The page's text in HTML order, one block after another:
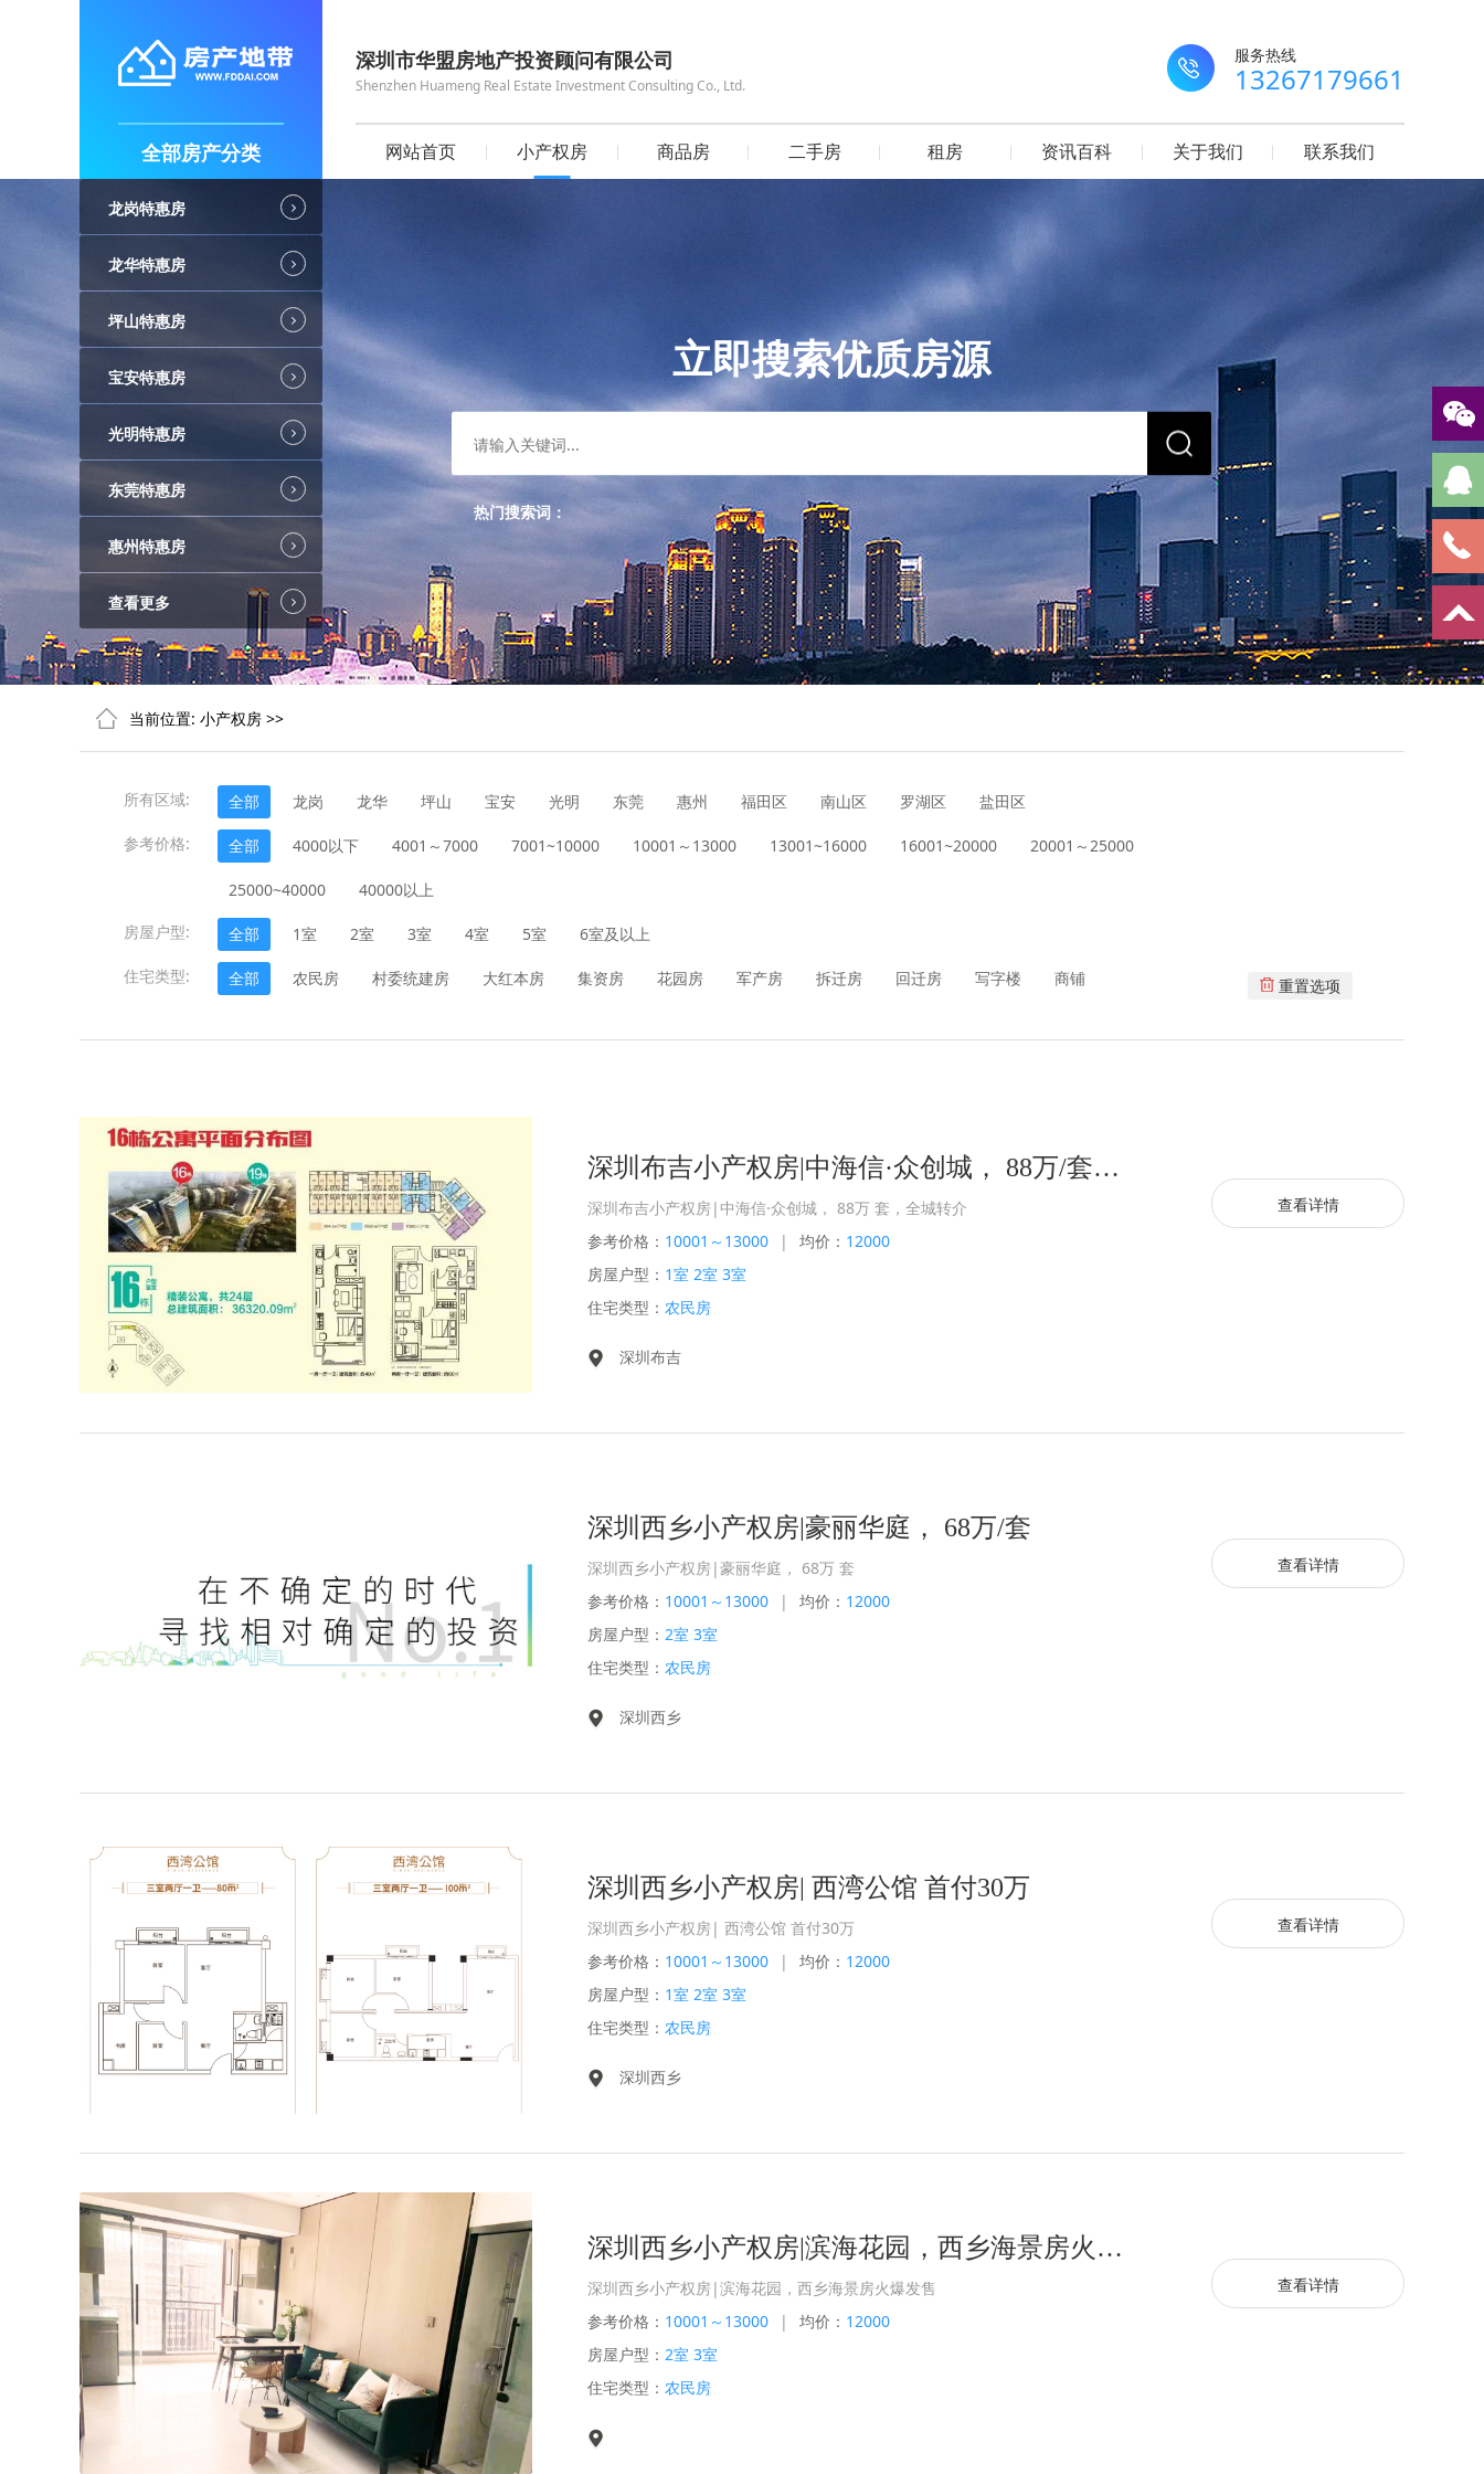
全部房产分类
龙岗特惠房
龙华特惠房
坪山特惠房
宝安特惠房
光明特惠房
东莞特惠房
惠州特惠房
查看更多
深圳市华盟房地产投资顾问有限公司
Shenzhen Huameng Real Estate Investment Consulting Co., Ltd.
服务热线
13267179661
网站首页 小产权房 商品房 二手房 租房 资讯百科 关于我们 联系我们
立即搜索优质房源
热门搜索词：
当前位置: 小产权房 >>
所有区域: 全部 龙岗 龙华 坪山 宝安 光明 东莞 惠州 福田区 南山区 罗湖区
盐田区
参考价格:
全部 4000以下 4001～7000 7001~10000 10001～13000 13001~16000 16001~20000 20001～25000
25000~40000
40000以上
房屋户型:
全部 1室 2室 3室 4室 5室
6室及以上
住宅类型:
全部 农民房 村委统建房 大红本房 集资房 花园房 军产房 拆迁房 回迁房 写字楼 商铺 重置选项
深圳布吉小产权房|中海信·众创城， 88万/套，全城转介
深圳布吉小产权房|中海信·众创城， 88万 套，全城转介
参考价格： 10001～13000 | 均价： 12000
房屋户型： 1室 2室 3室
住宅类型： 农民房
深圳布吉
查看详情
深圳西乡小产权房|豪丽华庭， 68万/套
深圳西乡小产权房|豪丽华庭， 68万 套
参考价格： 10001～13000 | 均价： 12000
房屋户型： 2室 3室
住宅类型： 农民房
深圳西乡
查看详情
深圳西乡小产权房| 西湾公馆 首付30万
深圳西乡小产权房| 西湾公馆 首付30万
参考价格： 10001～13000 | 均价： 12000
房屋户型： 1室 2室 3室
住宅类型： 农民房
深圳西乡
查看详情
深圳西乡小产权房|滨海花园，西乡海景房火爆发售
深圳西乡小产权房|滨海花园，西乡海景房火爆发售
参考价格： 10001～13000 | 均价： 12000
房屋户型： 2室 3室
住宅类型： 农民房
查看详情